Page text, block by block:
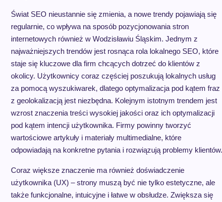
Świat SEO nieustannie się zmienia, a nowe trendy pojawiają się
regularnie, co wpływa na sposób pozycjonowania stron
internetowych również w Wodzisławiu Śląskim. Jednym z
najważniejszych trendów jest rosnąca rola lokalnego SEO, które
staje się kluczowe dla firm chcących dotrzeć do klientów z
okolicy. Użytkownicy coraz częściej poszukują lokalnych usług
za pomocą wyszukiwarek, dlatego optymalizacja pod kątem fraz
z geolokalizacją jest niezbędna. Kolejnym istotnym trendem jest
wzrost znaczenia treści wysokiej jakości oraz ich optymalizacji
pod kątem intencji użytkownika. Firmy powinny tworzyć
wartościowe artykuły i materiały multimedialne, które
odpowiadają na konkretne pytania i rozwiązują problemy klientów.
Coraz większe znaczenie ma również doświadczenie
użytkownika (UX) – strony muszą być nie tylko estetyczne, ale
także funkcjonalne, intuicyjne i łatwe w obsłudze. Zwiększa się